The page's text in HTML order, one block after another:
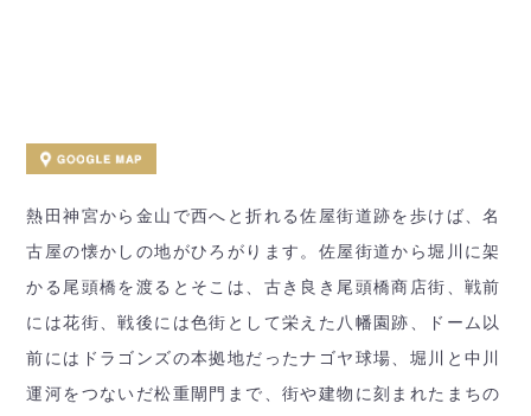
熱田神宮から金山で西へと折れる佐屋街道跡を歩けば、名
古屋の懐かしの地がひろがります。佐屋街道から堀川に架
かる尾頭橋を渡るとそこは、古き良き尾頭橋商店街、戦前
には花街、戦後には色街として栄えた八幡園跡、ドーム以
前にはドラゴンズの本拠地だったナゴヤ球場、堀川と中川
運河をつないだ松重閘門まで、街や建物に刻まれたまちの